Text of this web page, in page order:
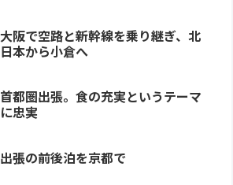
大阪で空路と新幹線を乗り継ぎ、北
日本から小倉へ
首都圏出張。食の充実というテーマ
に忠実
出張の前後泊を京都で